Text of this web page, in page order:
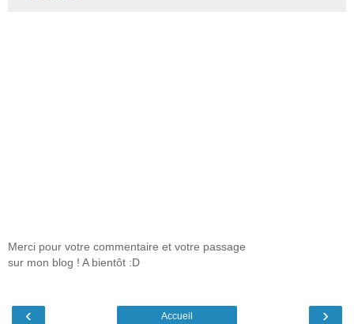
Merci pour votre commentaire et votre passage
sur mon blog ! A bientôt :D
‹ ›
Accueil